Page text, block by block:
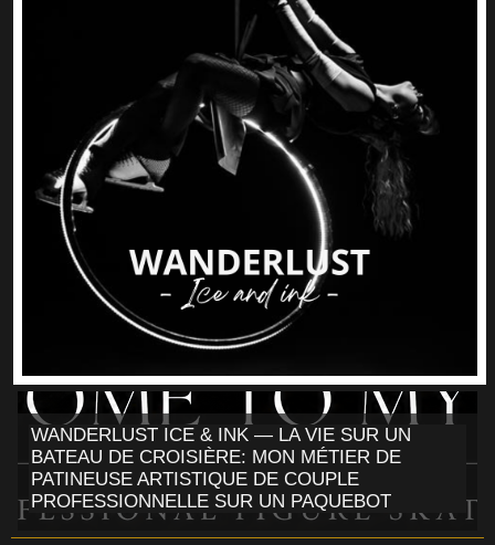
WANDERLUST ICE & INK — LA VIE SUR UN
BATEAU DE CROISIÈRE: MON MÉTIER DE
PATINEUSE ARTISTIQUE DE COUPLE
PROFESSIONNELLE SUR UN PAQUEBOT